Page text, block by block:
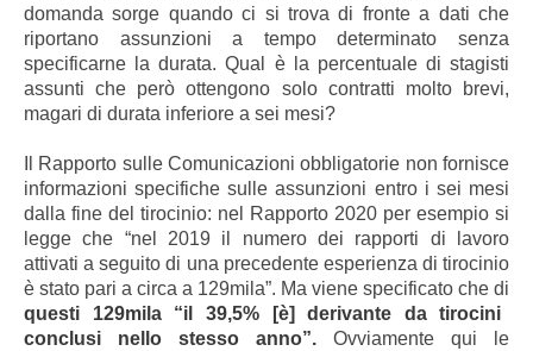
domanda sorge quando ci si trova di fronte a dati che
riportano assunzioni a tempo determinato senza
specificarne la durata. Qual è la percentuale di stagisti
assunti che però ottengono solo contratti molto brevi,
magari di durata inferiore a sei mesi?
Il Rapporto sulle Comunicazioni obbligatorie non fornisce
informazioni specifiche sulle assunzioni entro i sei mesi
dalla fine del tirocinio: nel Rapporto 2020 per esempio si
legge che “nel 2019 il numero dei rapporti di lavoro
attivati a seguito di una precedente esperienza di tirocinio
è stato pari a circa a 129mila”. Ma viene specificato che di
questi 129mila “il 39,5% [è] derivante da tirocini
conclusi nello stesso anno”. Ovviamente qui le